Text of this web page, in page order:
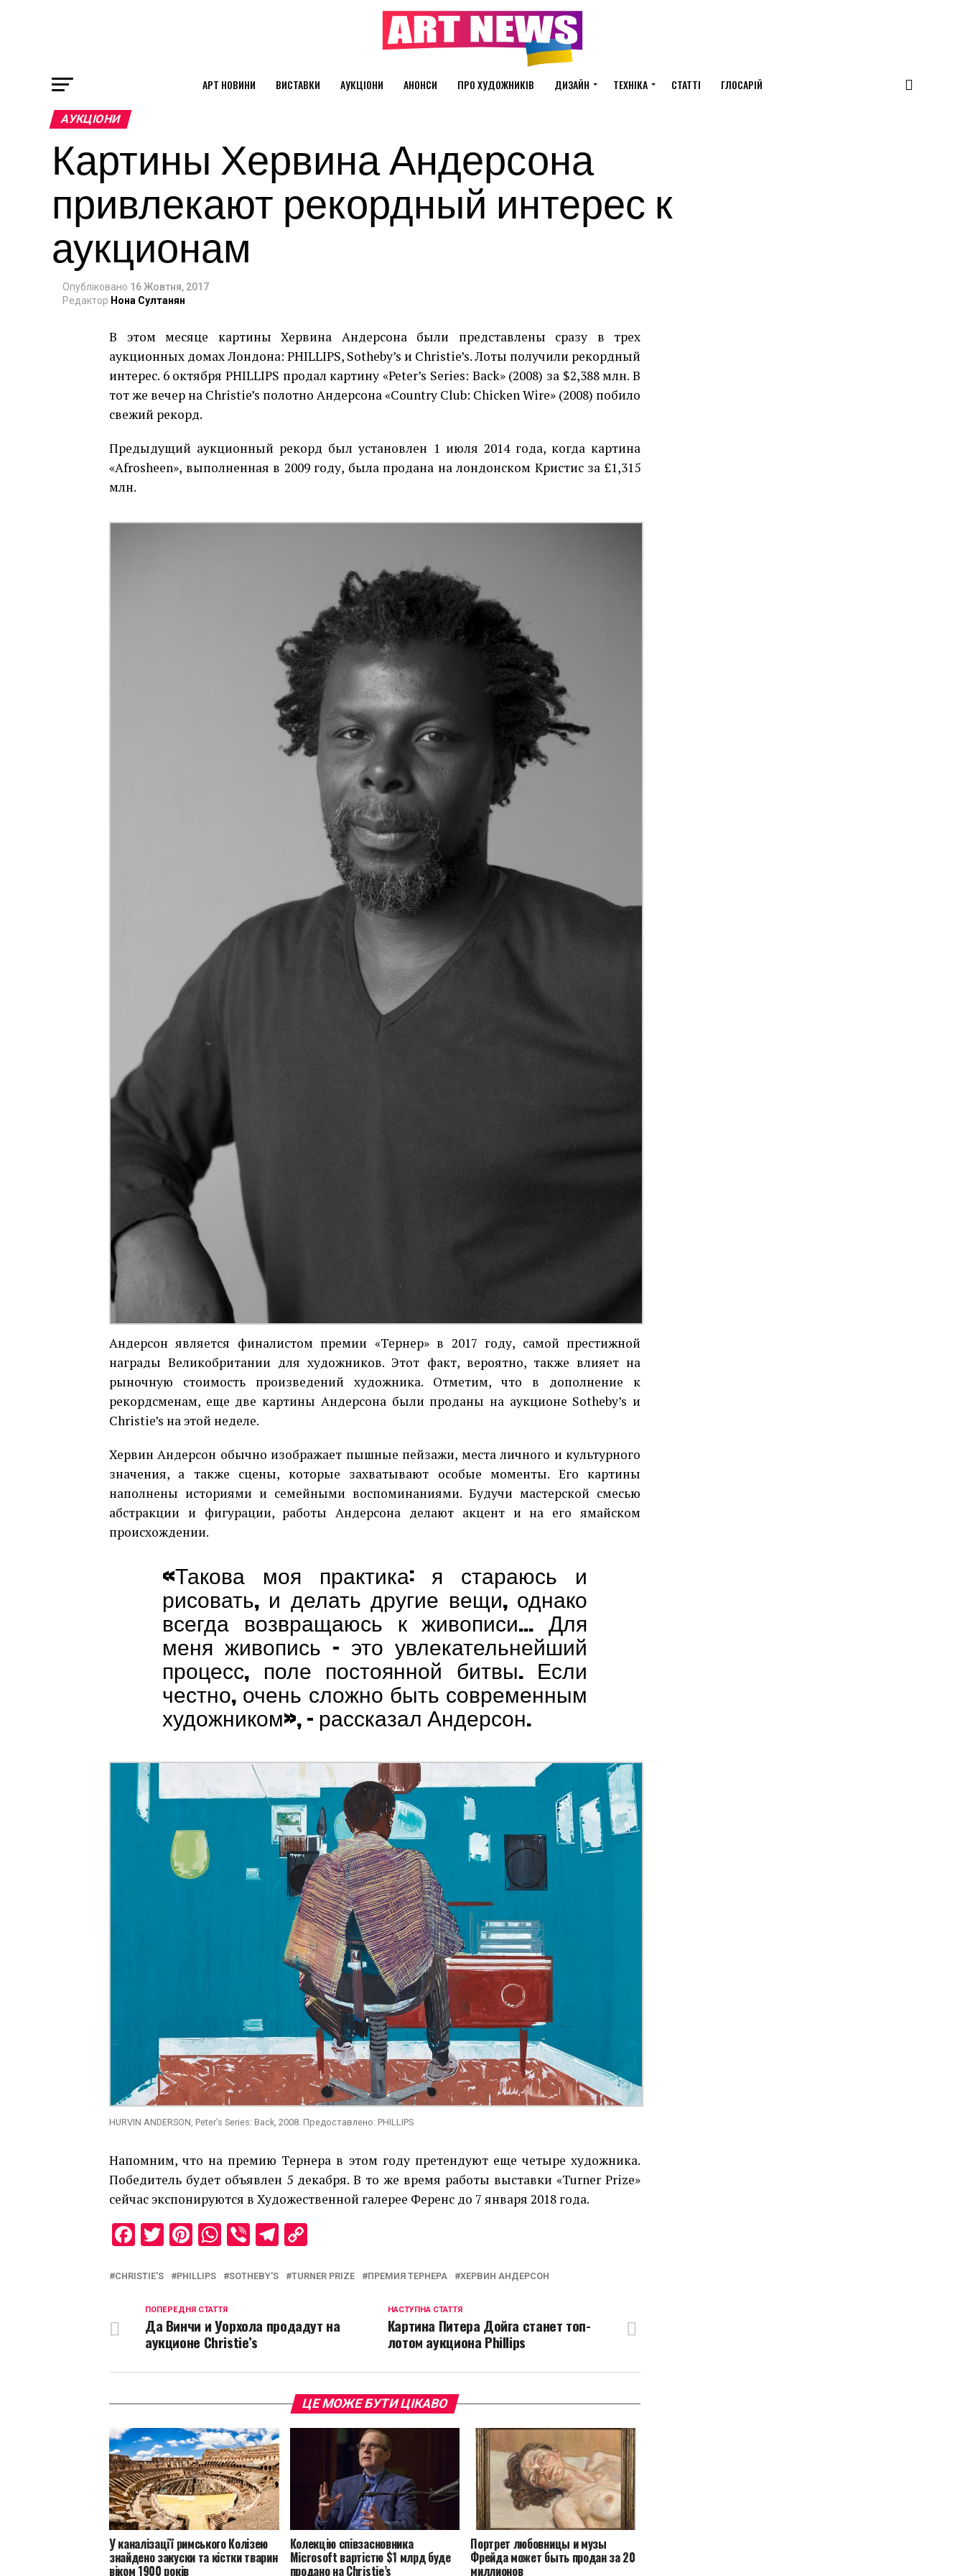
АРТ НОВИНИ ВИСТАВКИ АУКЦІОНИ АНОНСИ ПРО ХУДОЖНИКІВ ДИЗАЙН ТЕХНІКА СТАТТІ ГЛОСАРІЙ
АУКЦІОНИ
Картины Хервина Андерсона
привлекают рекордный интерес к
аукционам
Опубліковано 16 Жовтня, 2017
Редактор Нона Султанян
В этом месяце картины Хервина Андерсона были представлены сразу в трех
аукционных домах Лондона: PHILLIPS, Sotheby’s и Christie’s. Лоты получили рекордный
интерес. 6 октября PHILLIPS продал картину «Peter’s Series: Back» (2008) за $2,388 млн. В
тот же вечер на Christie’s полотно Андерсона «Country Club: Chicken Wire» (2008) побило
свежий рекорд.
Предыдущий аукционный рекорд был установлен 1 июля 2014 года, когда картина
«Afrosheen», выполненная в 2009 году, была продана на лондонском Кристис за £1,315
млн.
Андерсон является финалистом премии «Тернер» в 2017 году, самой престижной
награды Великобритании для художников. Этот факт, вероятно, также влияет на
рыночную стоимость произведений художника. Отметим, что в дополнение к
рекордсменам, еще две картины Андерсона были проданы на аукционе Sotheby’s и
Christie’s на этой неделе.
Хервин Андерсон обычно изображает пышные пейзажи, места личного и культурного
значения, а также сцены, которые захватывают особые моменты. Его картины
наполнены историями и семейными воспоминаниями. Будучи мастерской смесью
абстракции и фигурации, работы Андерсона делают акцент и на его ямайском
происхождении.
«Такова моя практика: я стараюсь и
рисовать, и делать другие вещи, однако
всегда возвращаюсь к живописи… Для
меня живопись – это увлекательнейший
процесс, поле постоянной битвы. Если
честно, очень сложно быть современным
художником», – рассказал Андерсон.
HURVIN ANDERSON, Peter’s Series: Back, 2008. Предоставлено: PHILLIPS
Напомним, что на премию Тернера в этом году претендуют еще четыре художника.
Победитель будет объявлен 5 декабря. В то же время работы выставки «Turner Prize»
сейчас экспонируются в Художественной галерее Ференс до 7 января 2018 года.
Facebook
Twitter
Pinterest
WhatsApp
ViberTelegram
CHRISTIE'S PHILLIPS SOTHEBY'S TURNER PRIZE ПРЕМИЯ ТЕРНЕРА ХЕРВИН АНДЕРСОН
НАСТУПНА СТАТТЯ
Картина Питера Дойга станет топ-
лотом аукциона Phillips
ПОПЕРЕДНЯ СТАТТЯ
Да Винчи и Уорхола продадут на
аукционе Christie’s
ЦЕ МОЖЕ БУТИ ЦІКАВО
У каналізації римського Колізею
знайдено закуски та кістки тварин
віком 1900 років
Колекцію співзасновника
Microsoft вартістю $1 млрд буде
продано на Christie’s
Портрет любовницы и музы
Фрейда может быть продан за 20
миллионов